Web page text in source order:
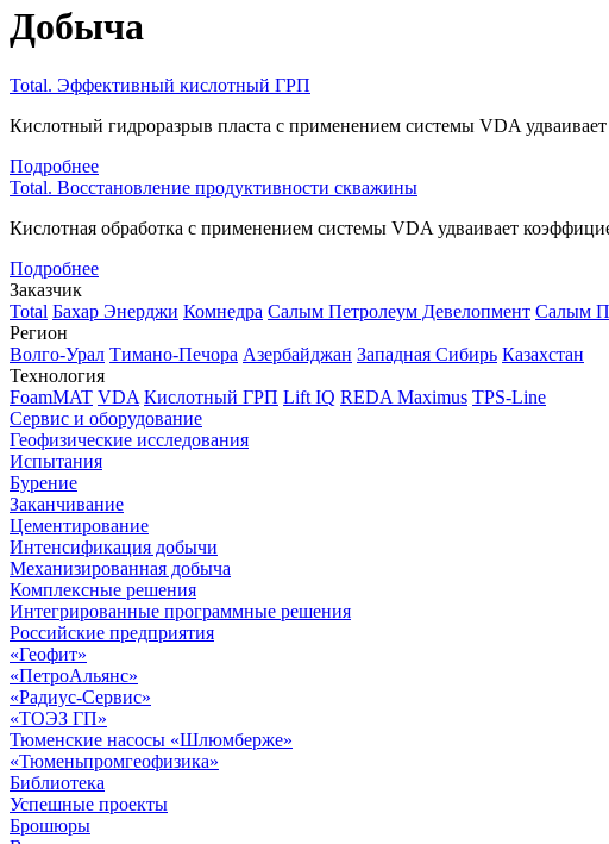
Добыча
Total. Эффективный кислотный ГРП
Кислотный гидроразрыв пласта с применением системы VDA
Подробнее
Total. Восстановление продуктивности скважины
Кислотная обработка с применением системы VDA удваивает
Подробнее
Заказчик
Total Бахар Энерджи Комнедра Салым Петролеум Девелопмент Салым
Регион
Волго-Урал Тимано-Печора Азербайджан Западная Сибирь Казахстан
Технология
FoamMAT VDA Кислотный ГРП Lift IQ REDA Maximus TPS-Line
Сервис и оборудование
Геофизические исследования
Испытания
Бурение
Заканчивание
Цементирование
Интенсификация добычи
Механизированная добыча
Комплексные решения
Интегрированные программные решения
Российские предприятия
«Геофит»
«ПетроАльянс»
«Радиус-Сервис»
«ТОЭЗ ГП»
Тюменские насосы «Шлюмберже»
«Тюменьпромгеофизика»
Библиотека
Успешные проекты
Брошюры